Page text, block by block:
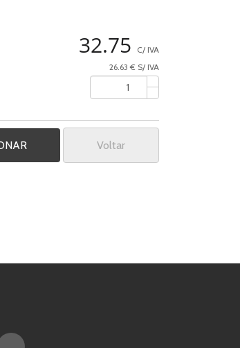
32.75
C/ IVA
26.63 € S/ IVA
Voltar